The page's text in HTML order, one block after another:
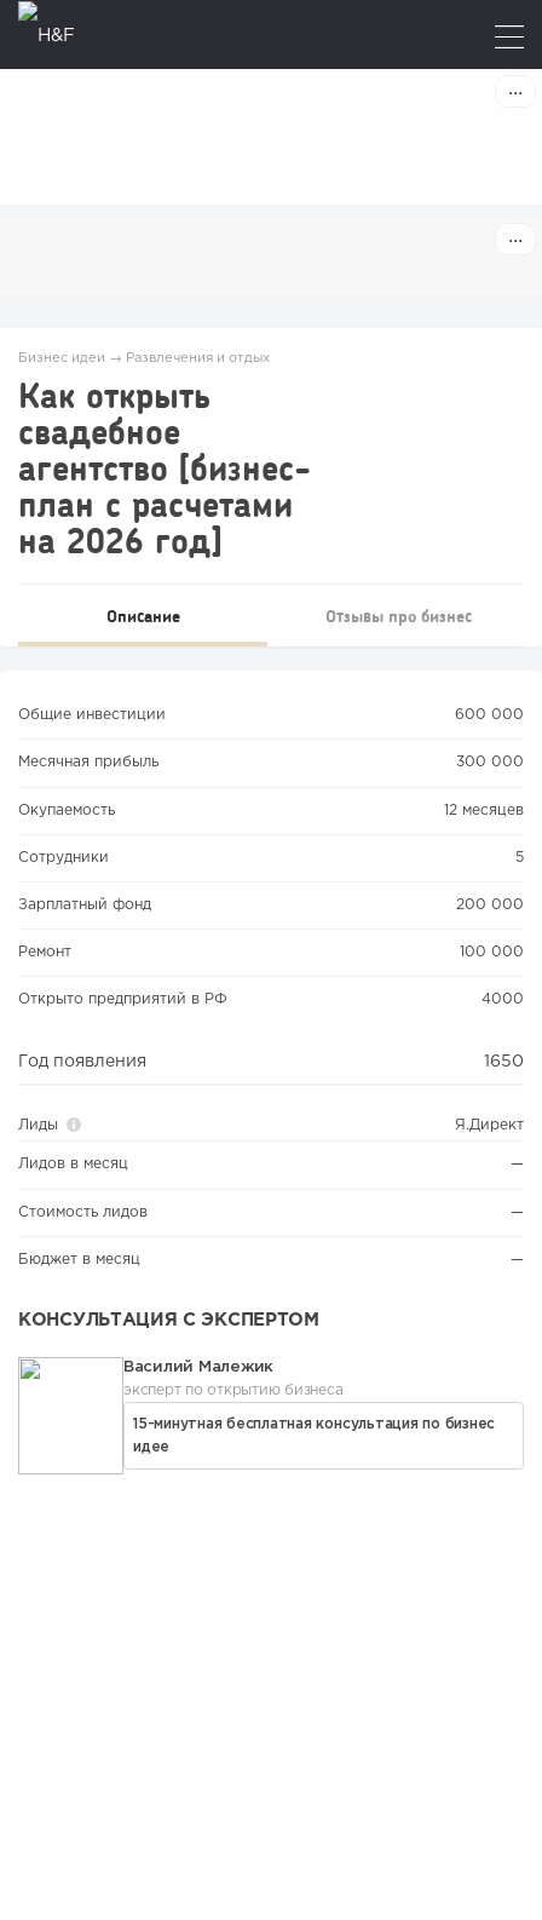
Бизнес идеи → Развлечения и отдых
Как открыть
свадебное
агентство [бизнес-
план с расчетами
на 2026 год]
Описание Отзывы про бизнес
Общие инвестиции 600 000
Месячная прибыль 300 000
Окупаемость 12 месяцев
Сотрудники 5
Зарплатный фонд 200 000
Ремонт 100 000
Открыто предприятий в РФ 4000
Год появления 1650
Лиды Я.Директ
Лидов в месяц —
Стоимость лидов —
Бюджет в месяц —
КОНСУЛЬТАЦИЯ С ЭКСПЕРТОМ
Василий Малежик
эксперт по открытию бизнеса
15-минутная бесплатная консультация по бизнес
идее